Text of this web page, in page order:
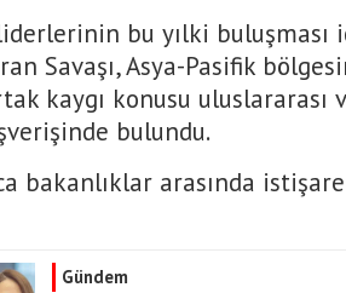
bu yılki buluşması
Savaşı, Asya-Pasifik
kaygı konusu uluslararası
bulundu.
bakanlıklar arasında
Gündem